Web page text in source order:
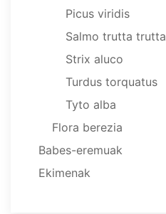
Picus viridis
Salmo trutta trutta
Strix aluco
Turdus torquatus
Tyto alba
Flora berezia
Babes-eremuak
Ekimenak